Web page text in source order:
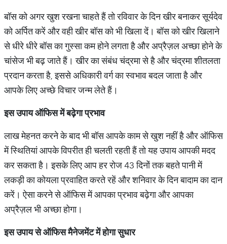
बॉस को अगर खुश रखना चाहते हैं तो रविवार के दिन खीर बनाकर सूर्यदेव
को अर्पित करें और वही खीर बॉस को भी खिला दें। बॉस को खीर खिलाने
से धीरे धीरे बॉस का गुस्सा कम होने लगता है और अप्रैज़ल अच्छा होने के
चांसेज भी बढ़ जाते हैं। खीर का संबंध चंद्रमा से है और चंद्रमा शीतलता
प्रदान करता है, इससे अधिकारी वर्ग का स्वभाव बदल जाता है और
आपके लिए अच्छे विचार जन्म लेते हैं।
इस उपाय ऑफिस में बढ़ेगा प्रभाव
लाख मेहनत करने के बाद भी बॉस आपके काम से खुश नहीं है और ऑफिस
में स्थितियां आपके विपरीत ही चलती रहती हैं तो यह उपाय आपकी मदद
कर सकता है। इसके लिए आप हर रोज 43 दिनों तक बहते पानी में
लकड़ी का कोयला प्रवाहित करते रहें और शनिवार के दिन बादाम का दान
करें। ऐसा करने से ऑफिस में आपका प्रभाव बढ़ेगा और आपका
अप्रैज़ल भी अच्छा होगा।
इस उपाय से ऑफिस मैनेजमेंट में होगा सुधार